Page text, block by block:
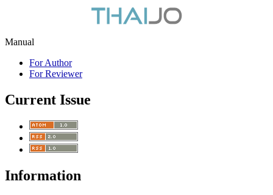
Manual
For Author
For Reviewer
Current Issue
Information